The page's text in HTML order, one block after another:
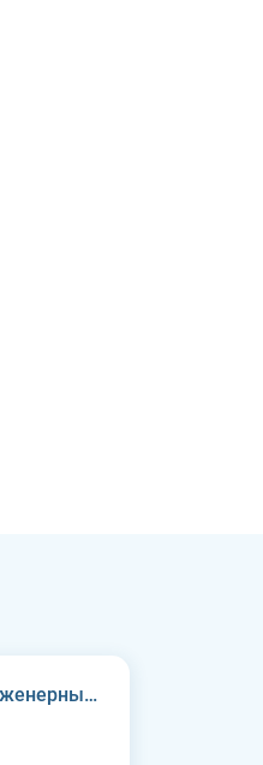
Техник по обслуживанию инженерных систем